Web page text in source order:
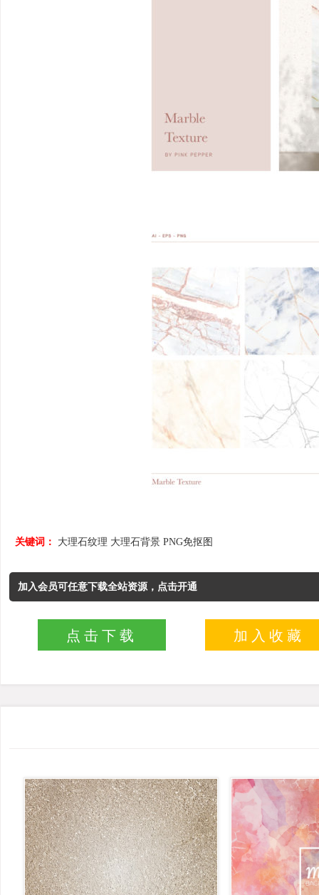
关键词： 大理石纹理 大理石背景 PNG免抠图
加入会员可任意下载全站资源，点击开通
点击下载 加入收藏